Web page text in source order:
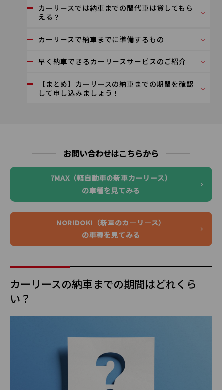
カーリースでは納車までの間代車は貸してもら
える？
カーリースで納車までに準備するもの
早く納車できるカーリースサービスのご紹介
【まとめ】カーリースの納車までの期間を確認
して申し込みましょう！
お問い合わせはこちらから
7MAX（軽自動車の新車カーリース）
の車種を見てみる
NORIDOKI（新車のカーリース）
の車種を見てみる
カーリースの納車までの期間はどれくら
い？